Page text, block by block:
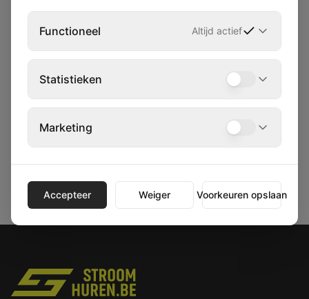
Fluke T6-600 EU Multi Meter
Volt en Ampere meter van Fluke, kan AC en DC meter. Collega's
€ 15,00
Bekijk product
Functioneel Altijd actief
Statistieken
Marketing
Accepteer Weiger Voorkeuren opslaan